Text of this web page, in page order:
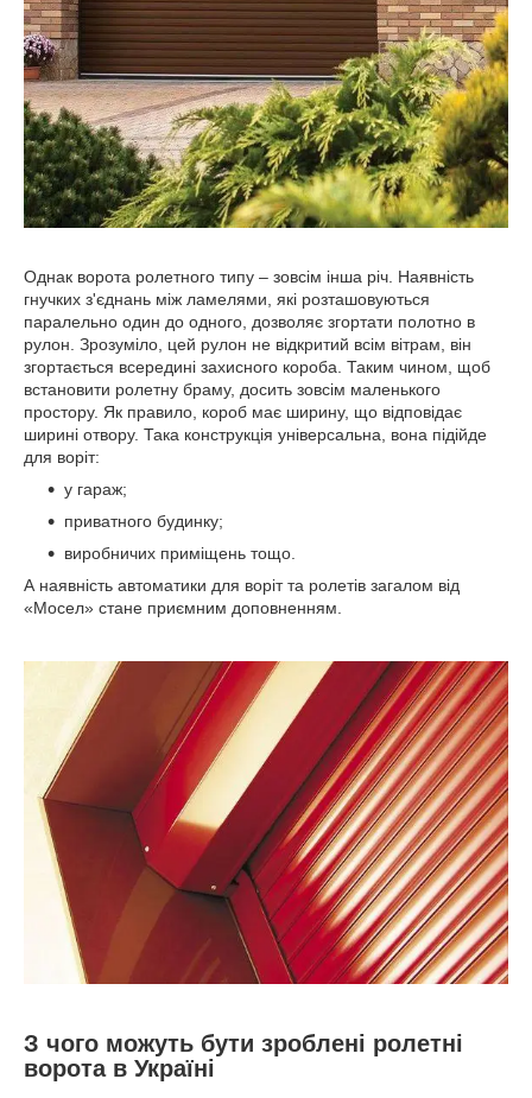
Однак ворота ролетного типу – зовсім інша річ. Наявність
гнучких з'єднань між ламелями, які розташовуються
паралельно один до одного, дозволяє згортати полотно в
рулон. Зрозуміло, цей рулон не відкритий всім вітрам, він
згортається всередині захисного короба. Таким чином, щоб
встановити ролетну браму, досить зовсім маленького
простору. Як правило, короб має ширину, що відповідає
ширині отвору. Така конструкція універсальна, вона підійде
для воріт:
у гараж;
приватного будинку;
виробничих приміщень тощо.
А наявність автоматики для воріт та ролетів загалом від
«Мосел» стане приємним доповненням.
З чого можуть бути зроблені ролетні
ворота в Україні